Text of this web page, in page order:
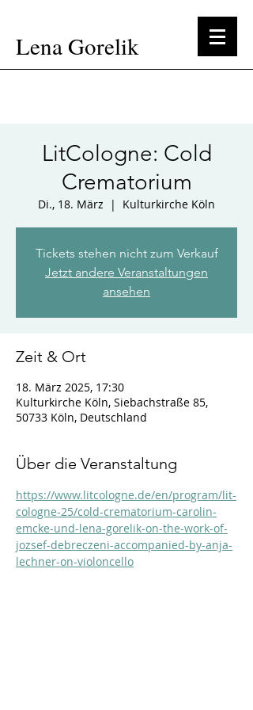
Lena Gorelik
LitCologne: Cold
Crematorium
Di., 18. März
  |
Kulturkirche Köln
Tickets stehen nicht zum Verkauf
Jetzt andere Veranstaltungen
ansehen
Zeit & Ort
18. März 2025, 17:30
Kulturkirche Köln, Siebachstraße 85,
50733 Köln, Deutschland
Über die Veranstaltung
https://www.litcologne.de/en/program/lit-
cologne-25/cold-crematorium-carolin-
emcke-und-lena-gorelik-on-the-work-of-
jozsef-debreczeni-accompanied-by-anja-
lechner-on-violoncello